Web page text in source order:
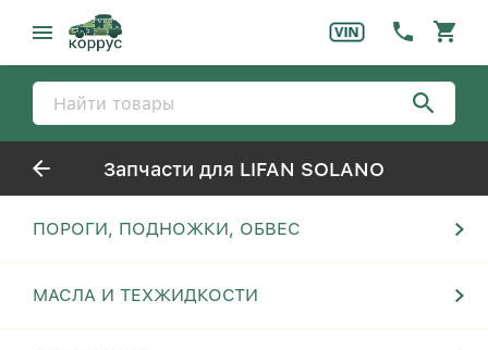
Запчасти для LIFAN SOLANO
ПОРОГИ, ПОДНОЖКИ, ОБВЕС
МАСЛА И ТЕХЖИДКОСТИ